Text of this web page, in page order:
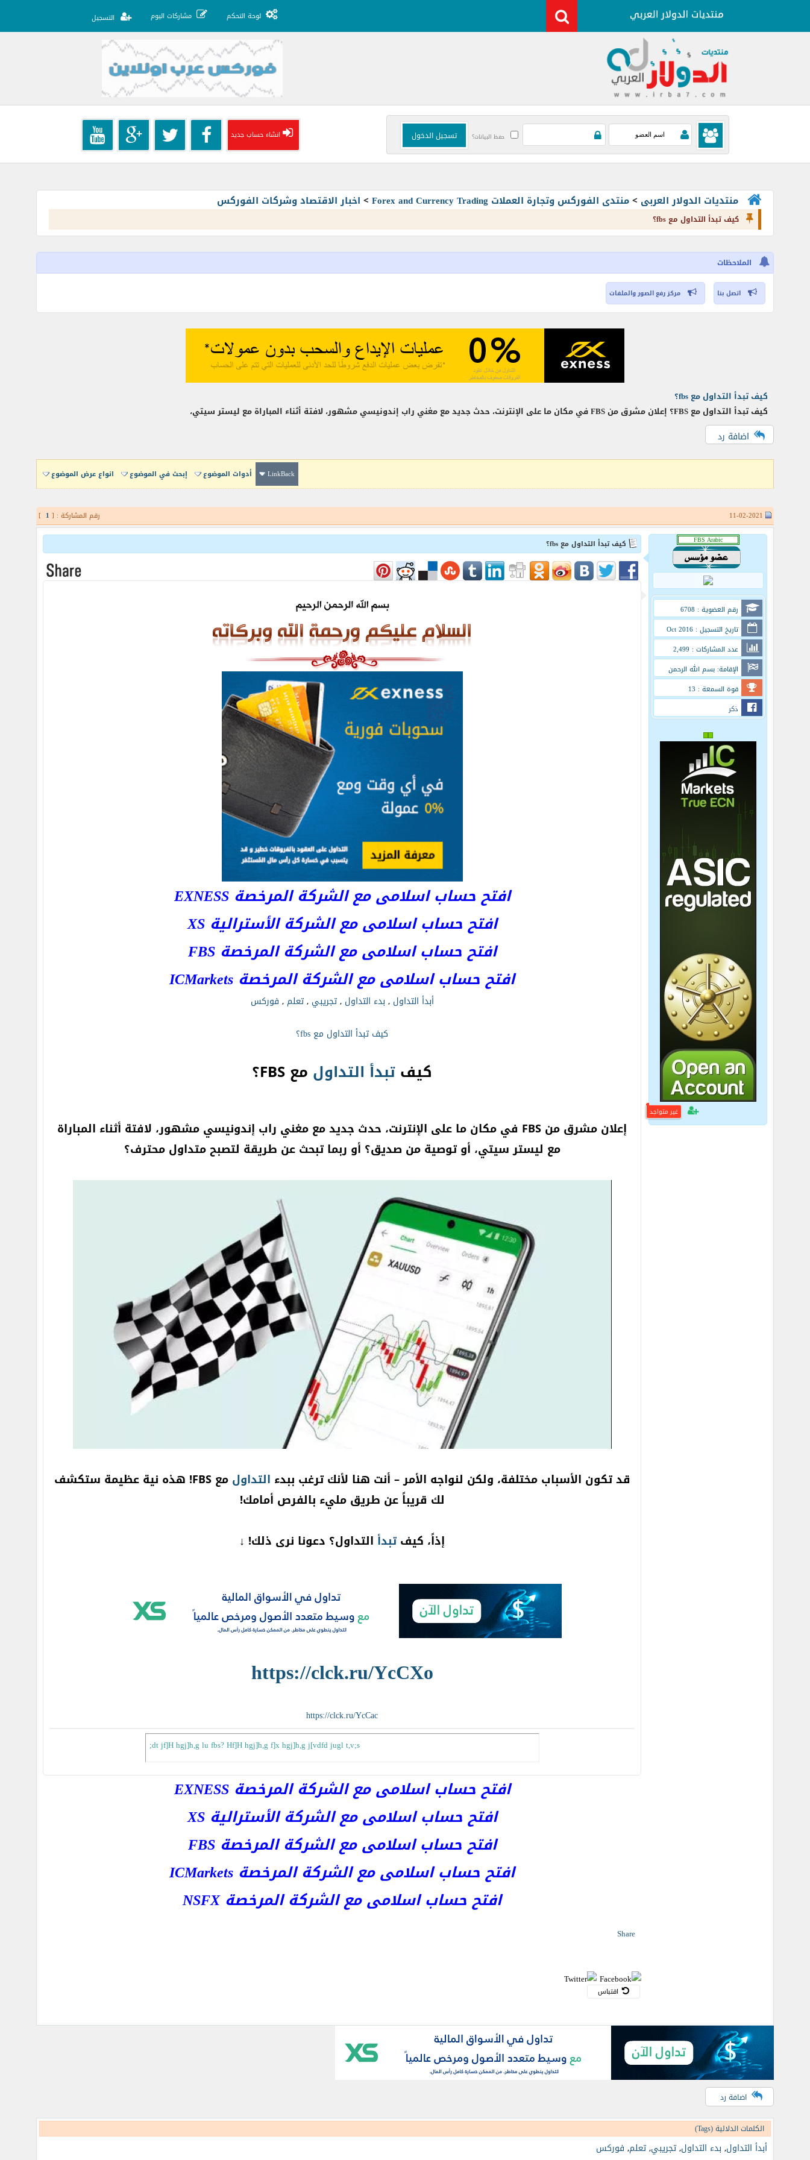
لوحة التحكم مشاركات اليوم التسجيل
حفظ البيانات؟ انشاء حساب جديد
منتديات الدولار العربى >منتدى الفوركس وتجارة العملات Forex and Currency Trading > اخبار الاقتصاد وشركات الفوركس
كيف تبدأ التداول مع fbs؟
الملاحظات
اتصل بنا مركز رفع الصور والملفات
كيف تبدأ التداول مع fbs؟
كيف تبدأ التداول مع FBS؟ إعلان مشرق من FBS في مكان ما على الإنترنت، حدث جديد مع مغني راب إندونيسي مشهور، لافتة أثناء المباراة مع ليستر سيتي،
اضافة رد
LinkBack أدوات الموضوع إبحث في الموضوع انواع عرض الموضوع
رقم المشاركة : [ 1
]
رقم العضوية : 6708
تاريخ التسجيل : Oct 2016
عدد المشاركات : 2,499
الإقامة: بسم الله الرحمن
الرحيم
قوة السمعة : 13
ذكر
غير متواجد
كيف تبدأ التداول مع fbs؟
افتح حساب اسلامى مع الشركة المرخصة EXNESS
افتح حساب اسلامى مع الشركة الأسترالية XS
افتح حساب اسلامى مع الشركة المرخصة FBS
افتح حساب اسلامى مع الشركة المرخصة ICMarkets
أبدأ التداول , بدء التداول ,تجريبي ,تعلم , فوركس
كيف تبدأ التداول مع fbs؟
كيفتبدأ التداول مع FBS؟
إعلان مشرق من FBS في مكان ما على الإنترنت، حدث جديد مع مغني راب إندونيسي مشهور، لافتة أثناء المباراة
مع ليستر سيتي، أو توصية من صديق؟ أو ربما تبحث عن طريقة لتصبح متداول محترف؟
قد تكون الأسباب مختلفة، ولكن لنواجه الأمر – أنت هنا لأنك ترغب ببدء التداول
مع FBS! هذه نية عظيمة ستكشف
لك قريباً عن طريق مليء بالفرص أمامك!
إذاً، كيف تبدأ التداول؟ دعونا نرى ذلك! ↓
https://clck.ru/YcCXo
https://clck.ru/YcCac
;dt jf]H hgj]h,g lu fbs? Hf]H hgj]h,g f]x hgj]h,g j[vdfd jugl t,v;s
افتح حساب اسلامى مع الشركة المرخصة EXNESS
افتح حساب اسلامى مع الشركة الأسترالية XS
افتح حساب اسلامى مع الشركة المرخصة FBS
افتح حساب اسلامى مع الشركة المرخصة ICMarkets
افتح حساب اسلامى مع الشركة المرخصة NSFX
Share
اقتباس
اضافة رد
الكلمات الدلالية (Tags)
أبدأ التداول, بدء التداول,تجريبي,تعلم, فوركس